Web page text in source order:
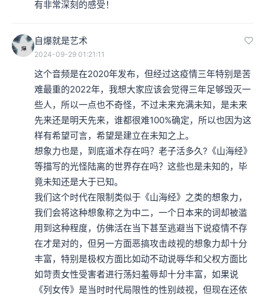
有非常深刻的感受！
自爆就是艺术
2024-09-29 01:21:11
这个音频是在2020年发布，但经过这疫情三年特别是苦
难最重的2022年，我想大家应该会觉得三年足够毁灭一
些人，所以一点也不奇怪，不过未来充满未知，是未来
先来还是明天先来，谁都很难100%确定，所以也因为这
样有希望可言，希望是建立在未知之上。
想象力也是，到底道术存在吗？老子活多久?《山海经》
等描写的光怪陆离的世界存在吗？这些也是未知的，毕
竟未知还是大于已知。
我们这个时代在限制类似于《山海经》之类的想象力，
我们会将这种想象称之为中二，一个日本来的词却被滥
用到这种程度，仿佛活在当下甚至逃避当下说疫情不存
在才是对的，但另一方面恶搞攻击歧视的想象力却十分
丰富，特别是极权方面比如动不动说辱华和父权方面比
如苛责女性受害者进行荡妇羞辱却十分丰富，如果说
《列女传》是当时时代局限性的性别歧视，但现在还依